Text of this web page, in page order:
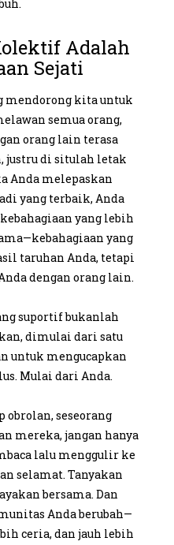
Adalah
Sejati
mendorong kita untuk
semua orang,
orang lain terasa
di situlah letak
Anda melepaskan
yang terbaik, Anda
yang lebih
yang
taruhan Anda, tetapi
dengan orang lain.
suportif bukanlah
dimulai dari satu
untuk mengucapkan
Mulai dari Anda.
seseorang
mereka, jangan hanya
lalu menggulir ke
selamat. Tanyakan
bersama. Dan
Anda berubah—
ceria, dan jauh lebih